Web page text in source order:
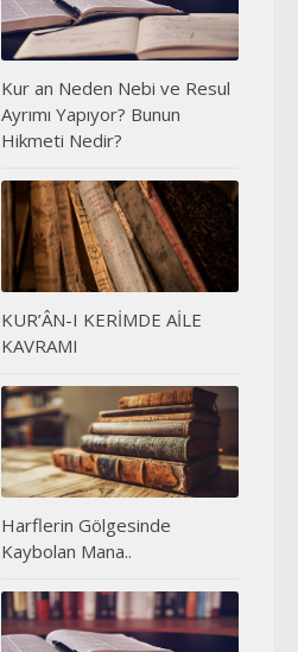
Kur an Neden Nebi ve Resul
Ayrımı Yapıyor? Bunun
Hikmeti Nedir?
KUR’ÂN-I KERİMDE AİLE
KAVRAMI
Harflerin Gölgesinde
Kaybolan Mana..